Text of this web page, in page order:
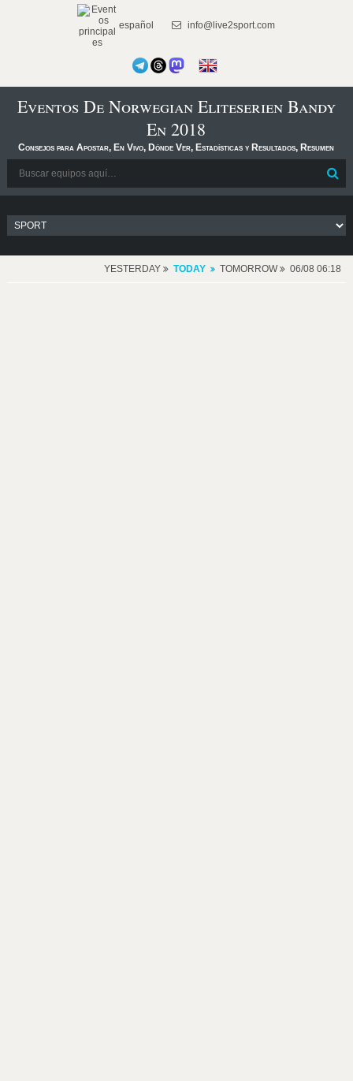
español info@live2sport.com
Eventos De Norwegian Eliteserien Bandy
En 2018
Consejos para Apostar, En Vivo, Dónde Ver, Estadísticas y Resultados, Resumen
YESTERDAY TODAY TOMORROW 06/08 06:18